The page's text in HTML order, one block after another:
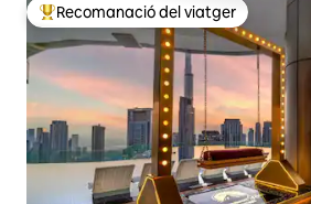
Principals recomanacions dels viatgers
Recomanació del viatger